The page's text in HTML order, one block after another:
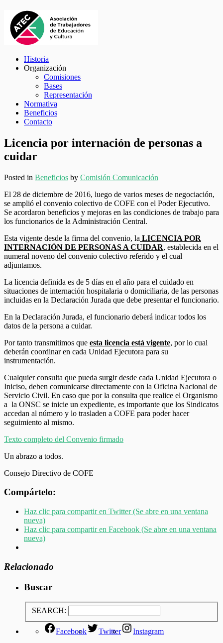
Historia
Organización
Comisiones
Bases
Representación
Normativa
Beneficios
Contacto
Licencia por internación de personas a
cuidar
Posted in Beneficios by Comisión Comunicación
El 28 de diciembre de 2016, luego de varios meses de negociación,
se amplió el convenio colectivo de COFE con el Poder Ejecutivo.
Se acordaron beneficios y mejoras en las condiciones de trabajo para
los funcionarios de la Administración Central.
Esta vigente desde la firma del convenio, la LICENCIA POR
INTERNACIÓN DE PERSONAS A CUIDAR, establecida en el
numeral noveno del convenio colectivo referido y el cual
adjuntamos.
La licencia definida es de 5 días en el año para el cuidado en
situaciones de internación hospitalaria o domiciliaria, de las personas
incluidas en la Declaración Jurada que debe presentar el funcionario.
En la Declaración Jurada, el funcionario deberá indicar todos los
datos de la persona a cuidar.
Por tanto transmitimos que esta licencia está vigente, por lo cual
deberán coordinar en cada Unidad Ejecutora para su
instrumentación.
Cualquier consulta que pueda surgir desde cada Unidad Ejecutora o
Iniciso, deben comunicarse directamente con la Oficina Nacional de
Servicio Civil. En caso que por la consulta que realice el Organismo
a la ONSC se inicie un expediente, es importante que los Sindicatos
accedan al número y lo trasladen a COFE para poder hacer
seguimiento al mismo.
Texto completo del Convenio firmado
Un abrazo a todos.
Consejo Directivo de COFE
Compártelo:
Haz clic para compartir en Twitter (Se abre en una ventana
nueva)
Haz clic para compartir en Facebook (Se abre en una ventana
nueva)
Relacionado
Buscar
SEARCH:
Facebook Twitter Instagram